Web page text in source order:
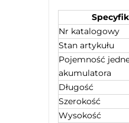
Nr katalogowy
Stan artykułu
Pojemność
akumulatora
Długość
Szerokość
Wysokość